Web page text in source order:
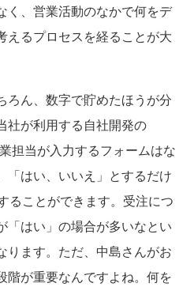
く、営業活動のなかで何をデ
えるプロセスを経ることが大
ろん、数字で貯めたほうが分
社が利用する自社開発の
担当が入力するフォームはな
「はい、いいえ」とするだけ
ることができます。受注につ
「はい」の場合が多いなとい
ります。ただ、中島さんがお
階が重要なんですよね。何を